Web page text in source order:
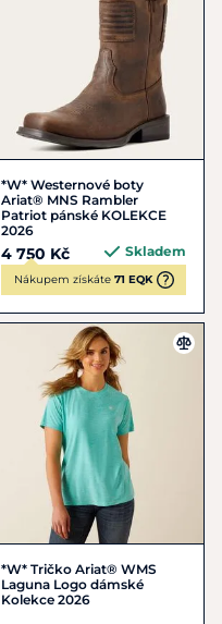
*W* Westernové boty
Ariat® MNS Rambler
Patriot pánské KOLEKCE
2026
4 750 Kč Skladem
Nákupem získáte 71 EQK
*W* Tričko Ariat® WMS
Laguna Logo dámské
Kolekce 2026